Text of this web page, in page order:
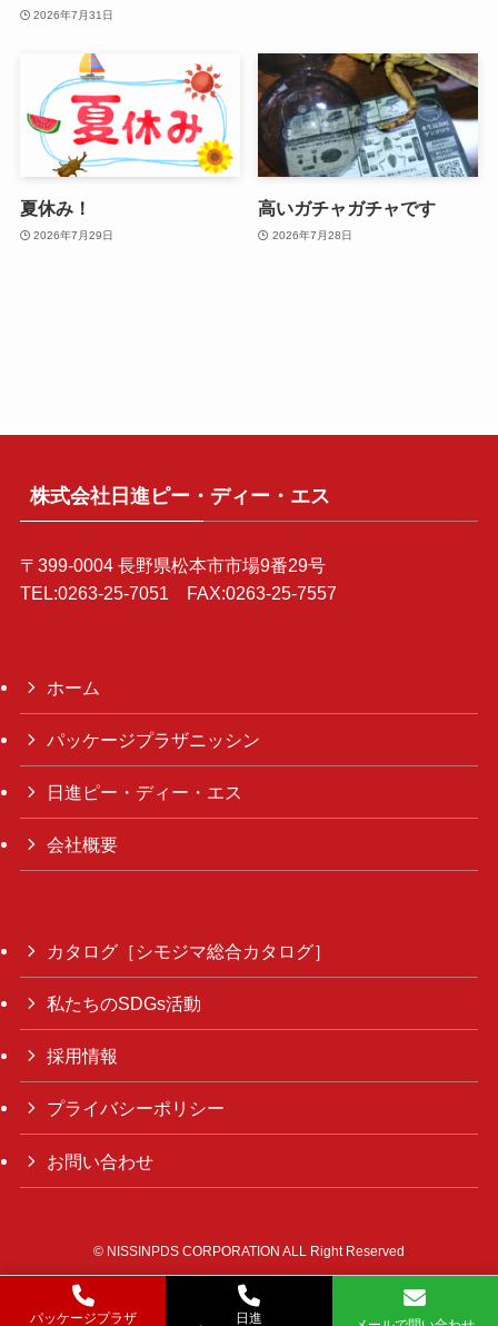
2026年7月31日
夏休み！
2026年7月29日
高いガチャガチャです
2026年7月28日
パッケージプラザ
日進
株式会社日進ピー・ディー・エス
〒399-0004 長野県松本市市場9番29号
TEL:0263-25-7051 FAX:0263-25-7557
ホーム
パッケージプラザニッシン
日進ピー・ディー・エス
会社概要
カタログ［シモジマ総合カタログ］
私たちのSDGs活動
採用情報
プライバシーポリシー
お問い合わせ
© NISSINPDS CORPORATION ALL Right Reserved